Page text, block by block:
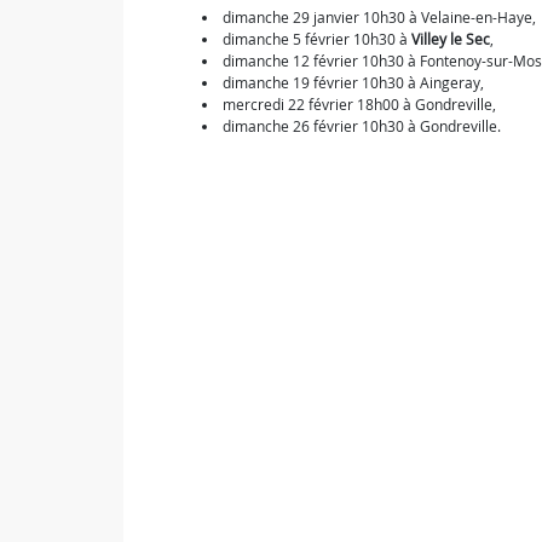
dimanche 29 janvier 10h30 à Velaine-en-Haye,
dimanche 5 février 10h30 à Villey le Sec
dimanche 12 février 10h30 à Fontenoy-sur-
dimanche 19 février 10h30 à Aingeray,
mercredi 22 février 18h00 à Gondreville,
dimanche 26 février 10h30 à Gondreville.